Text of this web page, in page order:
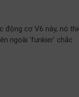
động cơ V6 này, nó
ngoài ‘funkier’ chắc